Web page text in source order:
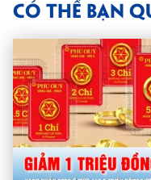
CÓ THỂ BẠN